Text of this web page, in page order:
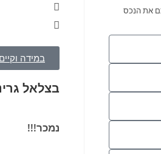
במידה
בצלאל גרינברג 3,
נמכר!!!
את הנכס